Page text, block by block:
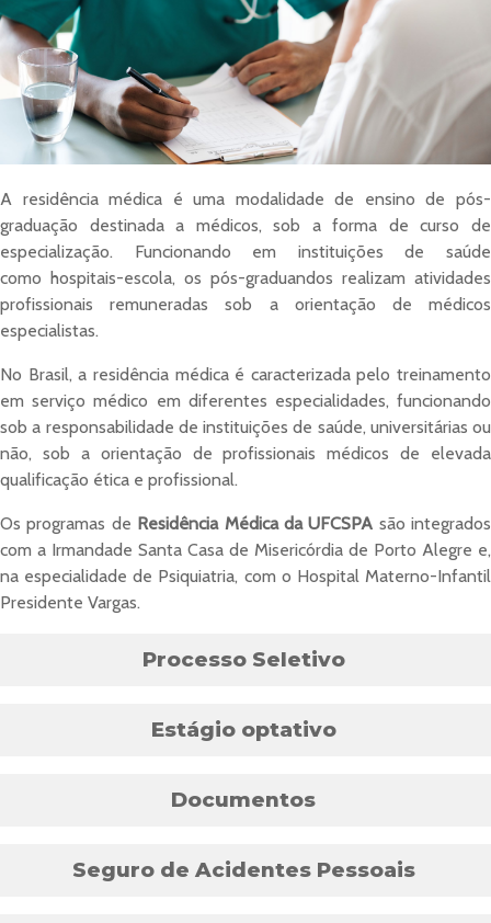
A residência médica é uma modalidade de ensino de pós-
graduação destinada a médicos, sob a forma de curso de
especialização. Funcionando em instituições de saúde
como hospitais-escola, os pós-graduandos realizam atividades
profissionais remuneradas sob a orientação de médicos
especialistas.
No Brasil, a residência médica é caracterizada pelo treinamento
em serviço médico em diferentes especialidades, funcionando
sob a responsabilidade de instituições de saúde, universitárias ou
não, sob a orientação de profissionais médicos de elevada
qualificação ética e profissional.
Os programas de Residência Médica da UFCSPA são integrados
com a Irmandade Santa Casa de Misericórdia de Porto Alegre e,
na especialidade de Psiquiatria, com o Hospital Materno-Infantil
Presidente Vargas.
Processo Seletivo
Estágio optativo
Documentos
Seguro de Acidentes Pessoais